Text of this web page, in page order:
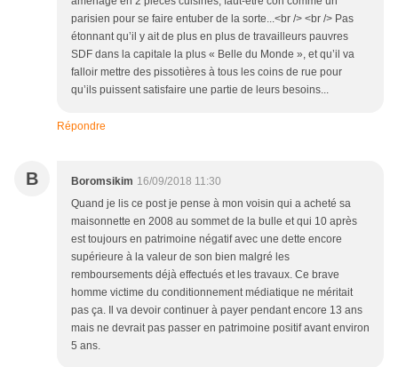
parisien pour se faire entuber de la sorte...<br /> <br /> Pas
étonnant qu’il y ait de plus en plus de travailleurs pauvres
SDF dans la capitale la plus « Belle du Monde », et qu’il va
falloir mettre des pissotières à tous les coins de rue pour
qu’ils puissent satisfaire une partie de leurs besoins...
Répondre
B Boromsikim 16/09/2018 11:30
Quand je lis ce post je pense à mon voisin qui a acheté sa
maisonnette en 2008 au sommet de la bulle et qui 10 après
est toujours en patrimoine négatif avec une dette encore
supérieure à la valeur de son bien malgré les
remboursements déjà effectués et les travaux. Ce brave
homme victime du conditionnement médiatique ne méritait
pas ça. Il va devoir continuer à payer pendant encore 13 ans
mais ne devrait pas passer en patrimoine positif avant environ
5 ans.